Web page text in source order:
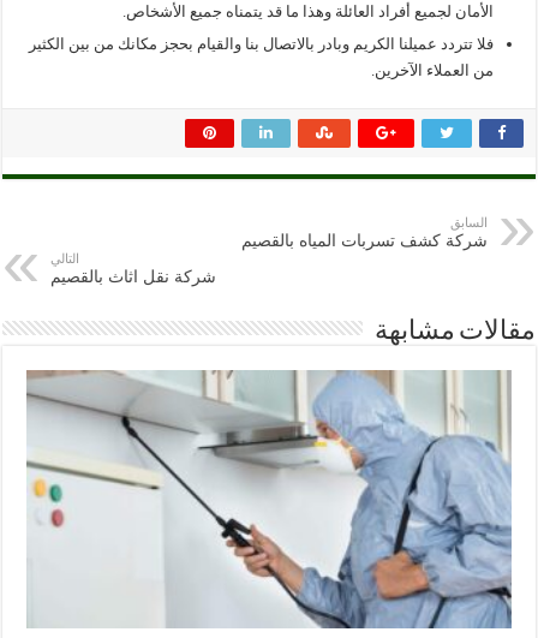
الأمان لجميع أفراد العائلة وهذا ما قد يتمناه جميع الأشخاص.
فلا تتردد عميلنا الكريم وبادر بالاتصال بنا والقيام بحجز مكانك من بين الكثير
من العملاء الآخرين.
السابق
شركة كشف تسربات المياه بالقصيم
التالي
شركة نقل اثاث بالقصيم
مقالات مشابهة